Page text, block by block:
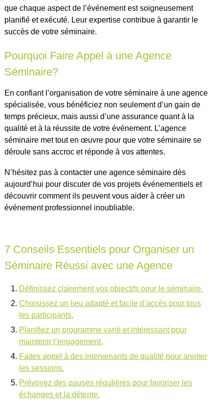
que chaque aspect de l’événement est soigneusement
planifié et exécuté. Leur expertise contribue à garantir le
succès de votre séminaire.
Pourquoi Faire Appel à une Agence
Séminaire?
En confiant l’organisation de votre séminaire à une agence
spécialisée, vous bénéficiez non seulement d’un gain de
temps précieux, mais aussi d’une assurance quant à la
qualité et à la réussite de votre événement. L’agence
séminaire met tout en œuvre pour que votre séminaire se
déroule sans accroc et réponde à vos attentes.
N’hésitez pas à contacter une agence séminaire dès
aujourd’hui pour discuter de vos projets événementiels et
découvrir comment ils peuvent vous aider à créer un
événement professionnel inoubliable.
7 Conseils Essentiels pour Organiser un
Séminaire Réussi avec une Agence
Définissez clairement vos objectifs pour le séminaire.
Choisissez un lieu adapté et facile d’accès pour tous
les participants.
Planifiez un programme varié et intéressant pour
maintenir l’engagement.
Faites appel à des intervenants de qualité pour animer
les sessions.
Prévoyez des pauses régulières pour favoriser les
échanges et la détente.